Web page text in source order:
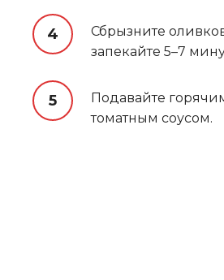
Сбрызните
запекайте 5–7
Подавайте
томатным соусом.